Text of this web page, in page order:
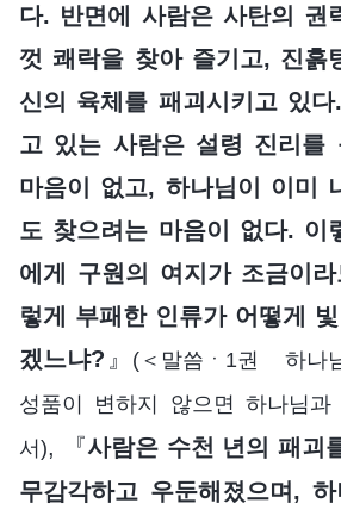
다. 반면에 사람은 사탄의 권
껏 쾌락을 찾아 즐기고, 진흙
신의 육체를 패괴시키고 있
고 있는 사람은 설령 진리를
마음이 없고, 하나님이 이미
도 찾으려는 마음이 없다. 이
에게 구원의 여지가 조금이
렇게 부패한 인류가 어떻게
겠느냐? 』 (＜말씀ㆍ1권 하나
성품이 변하지 않으면 하나님
서), 『사람은 수천 년의 패괴
무감각하고 우둔해졌으며,